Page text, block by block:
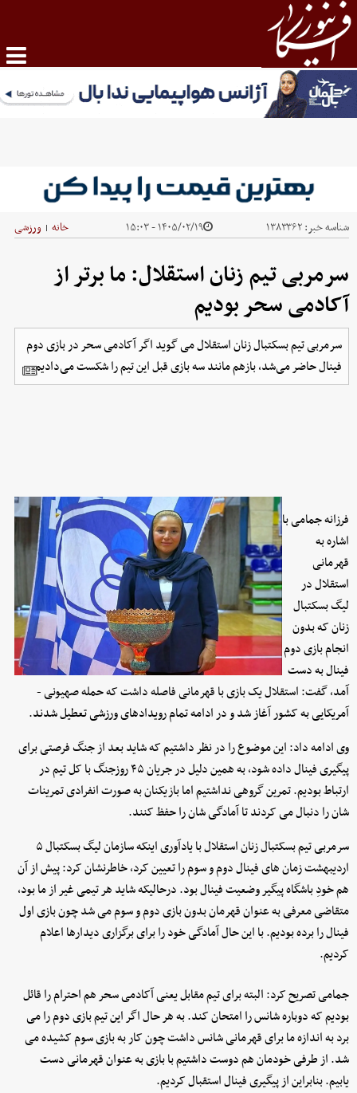
شناسه خبر:۱۳۸۳۳۶۲ ۱۴۰۵/۰۲/۱۹ - ۱۵:۰۳ خانه | ورزشی
سرمربی تیم زنان استقلال: ما برتر از
آکادمی سحر بودیم
سرمربی تیم بسکتبال زنان استقلال می گوید اگر آکادمی سحر در بازی دوم
فینال حاضر می‌شد، بازهم مانند سه بازی قبل این تیم را شکست می‌دادیم.
فرزانه جمامی با
اشاره به
قهرمانی
استقلال در
لیگ بسکتبال
زنان که بدون
انجام بازی دوم
فینال به دست
آمد، گفت: استقلال یک بازی با قهرمانی فاصله داشت که حمله صهیونی -
آمریکایی به کشور آغاز شد و در ادامه تمام رویدادهای ورزشی تعطیل شدند.
وی ادامه داد: این موضوع را در نظر داشتیم که شاید بعد از جنگ فرصتی برای
پیگیری فینال داده شود، به همین دلیل در جریان ۴۵ روزجنگ با کل تیم در
ارتباط بودیم. تمرین گروهی نداشتیم اما بازیکنان به صورت انفرادی تمرینات
شان را دنبال می کردند تا آمادگی شان را حفظ کنند.
سرمربی تیم بسکتبال زنان استقلال با یادآوری اینکه سازمان لیگ بسکتبال ۵
اردیبهشت زمان های فینال دوم و سوم را تعیین کرد، خاطرنشان کرد: پیش از آن
هم خودِ باشگاه پیگیر وضعیت فینال بود. درحالیکه شاید هر تیمی غیر از ما بود،
متقاضی معرفی به عنوان قهرمان بدون بازی دوم و سوم می شد چون بازی اول
فینال را برده بودیم. با این حال آمادگی خود را برای برگزاری دیدارها اعلام
کردیم.
جمامی تصریح کرد: البته برای تیم مقابل یعنی آکادمی سحر هم احترام را قائل
بودیم که دوباره شانس را امتحان کند. به هر حال اگر این تیم بازی دوم را می
برد به اندازه ما برای قهرمانی شانس داشت چون کار به بازی سوم کشیده می
شد. از طرفی خودمان هم دوست داشتیم با بازی به عنوان قهرمانی دست
یابیم. بنابراین از پیگیری فینال استقبال کردیم.